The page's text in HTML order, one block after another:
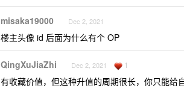
misaka19000 Dec 2, 2021
楼主头像 id 后面为什么有个 OP
QingXuJiaZhi Dec 2, 2021 1
有收藏价值，但这种升值的周期很长，你只能给